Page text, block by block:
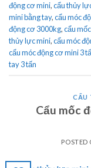
động cơ mini,cẩu thủy
mini bằng tay,cẩu móc
động cơ 3000kg,cẩu
thủy lực mini,cẩu móc
cẩu móc động cơ mini 3
tay 3 tấn
CẨU
Cẩu mốc
POSTED